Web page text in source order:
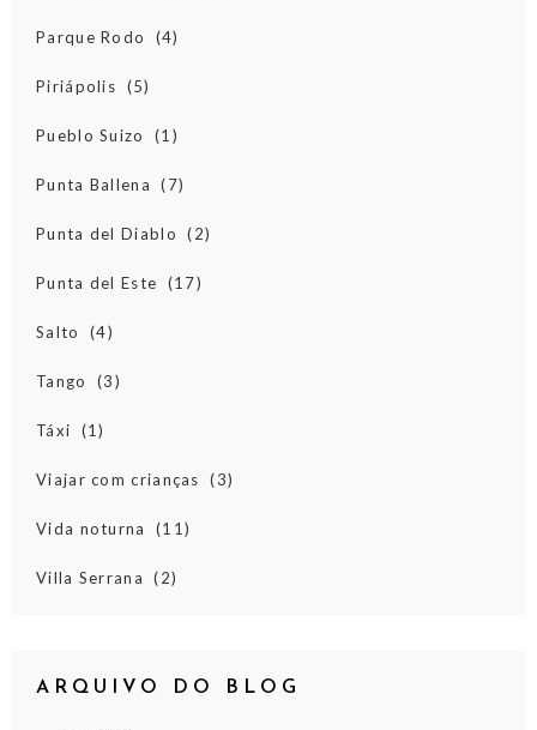
Parque Rodo (4)
Piriápolis (5)
Pueblo Suizo (1)
Punta Ballena (7)
Punta del Diablo (2)
Punta del Este (17)
Salto (4)
Tango (3)
Táxi (1)
Viajar com crianças (3)
Vida noturna (11)
Villa Serrana (2)
ARQUIVO DO BLOG